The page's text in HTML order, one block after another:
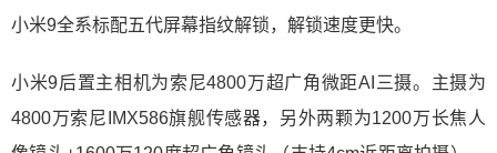
小米9全系标配五代屏幕指纹解锁，解锁速度更快。
小米9后置主相机为索尼4800万超广角微距AI三摄。主摄为
4800万索尼IMX586旗舰传感器，另外两颗为1200万长焦人